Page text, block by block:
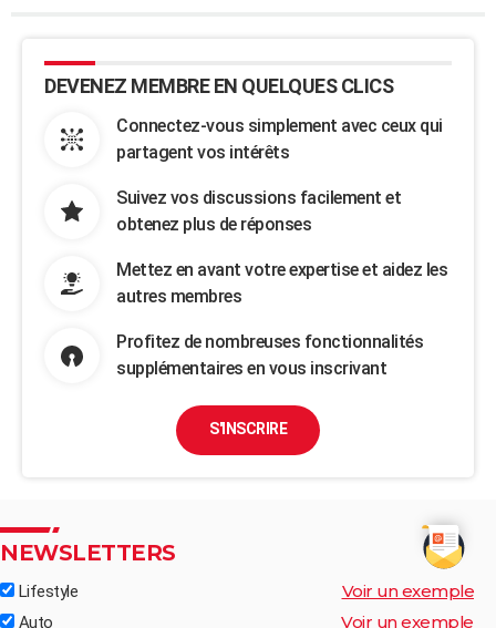
DEVENEZ MEMBRE EN QUELQUES CLICS
Connectez-vous simplement avec ceux qui
partagent vos intérêts
Suivez vos discussions facilement et
obtenez plus de réponses
Mettez en avant votre expertise et aidez les
autres membres
Profitez de nombreuses fonctionnalités
supplémentaires en vous inscrivant
S'INSCRIRE
NEWSLETTERS
Lifestyle Voir un exemple
Auto Voir un exemple